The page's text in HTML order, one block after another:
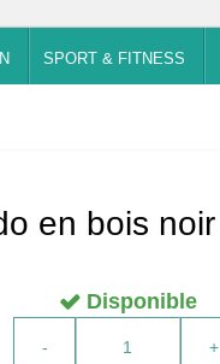
SPORT & FITNESS
en bois noir
Disponible
- +